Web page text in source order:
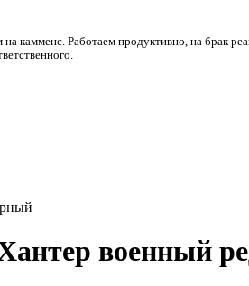
камменс. Работаем продуктивно, на брак
военный